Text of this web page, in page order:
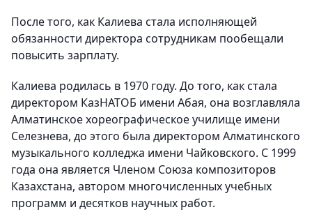
После того, как Калиева стала исполняющей
обязанности директора сотрудникам пообещали
повысить зарплату.
Калиева родилась в 1970 году. До того, как стала
директором КазНАТОБ имени Абая, она возглавляла
Алматинское хореографическое училище имени
Селезнева, до этого была директором Алматинского
музыкального колледжа имени Чайковского. С 1999
года она является Членом Союза композиторов
Казахстана, автором многочисленных учебных
программ и десятков научных работ.